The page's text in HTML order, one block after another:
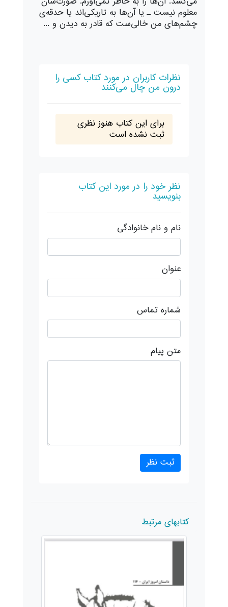
معلوم نیست ـ یا آن‌ها به تاریکی‌اند یا حدقه‌ی
چشم‌های من خالی‌ست که قادر به دیدن و ...
نظرات کاربران در مورد کتاب کسی را
درون من چال می‌کنند
برای این کتاب هنوز نظری
ثبت نشده است
نظر خود را در مورد این کتاب
بنویسید
نام و نام خانوادگی
عنوان
شماره تماس
متن پیام
کتابهای مرتبط